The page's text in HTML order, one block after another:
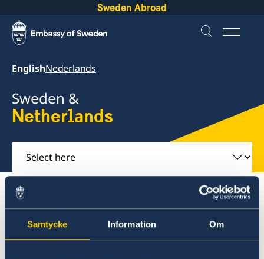
Samtycke Information Om
Sweden Abroad
EnglishNederlands
Sweden &
Netherlands
Select
here
Going to Sweden? Visiting Sweden